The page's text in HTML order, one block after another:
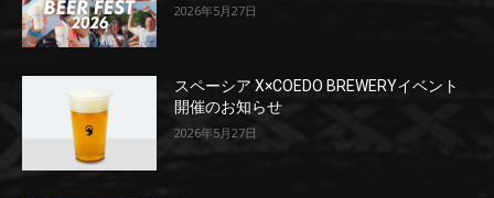
2026年5月27日
スペーシア X×COEDO BREWERYイベント
開催のお知らせ
2026年5月27日